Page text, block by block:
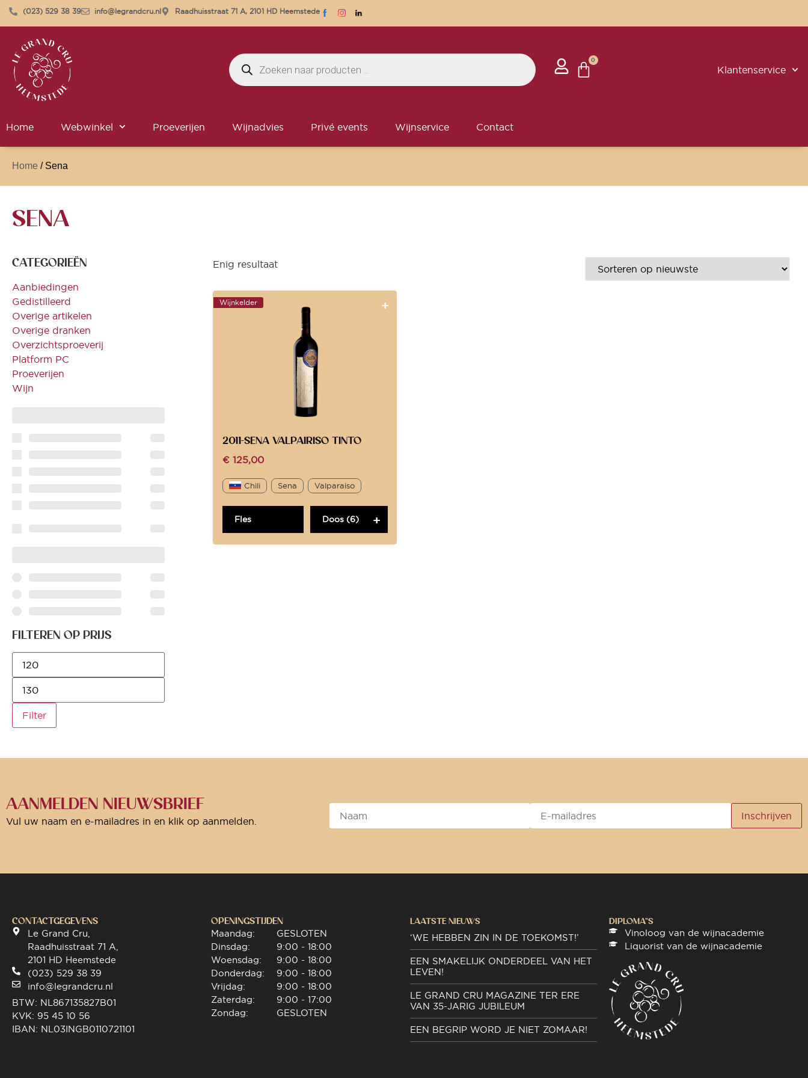
(023) 529 38 39 info@legrandcru.nl Raadhuisstraat 71 A, 2101 HD Heemstede
0
Klantenservice
Home Webwinkel Proeverijen Wijnadvies Privé events Wijnservice Contact
Home / Sena
SENA
CATEGORIEËN
Aanbiedingen
Gedistilleerd
Overige artikelen
Overige dranken
Overzichtsproeverij
Platform PC
Proeverijen
Wijn
FILTEREN OP PRIJS
Filter
Enig resultaat
Wijnkelder
2011-SENA VALPAIRISO TINTO
€125,00
Chili Sena Valparaiso
Fles Doos (6)
AANMELDEN NIEUWSBRIEF
Vul uw naam en e-mailadres in en klik op aanmelden.
CONTACTGEGEVENS
Le Grand Cru,
Raadhuisstraat 71 A,
2101 HD Heemstede
(023) 529 38 39
info@legrandcru.nl
BTW: NL867135827B01
KVK: 95 45 10 56
IBAN: NL03INGB0110721101
OPENINGSTIJDEN
Maandag:
Dinsdag:
Woensdag:
Donderdag:
Vrijdag:
Zaterdag:
Zondag:
GESLOTEN
9:00 - 18:00
9:00 - 18:00
9:00 - 18:00
9:00 - 18:00
9:00 - 17:00
GESLOTEN
LAATSTE NIEUWS
‘WE HEBBEN ZIN IN DE TOEKOMST!’
EEN SMAKELIJK ONDERDEEL VAN HET
LEVEN!
LE GRAND CRU MAGAZINE TER ERE
VAN 35-JARIG JUBILEUM
EEN BEGRIP WORD JE NIET ZOMAAR!
DIPLOMA"S
Vinoloog van de wijnacademie
Liquorist van de wijnacademie